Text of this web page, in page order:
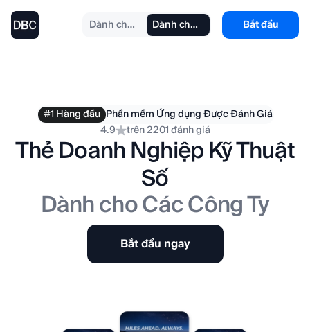
Dành cho cá nhân Dành cho doanh nghiệp Bắt đầu
#1 Hàng đầu Phần mềm Ứng dụng Được Đánh Giá
4.9
trên 2201 đánh giá
Thẻ Doanh Nghiệp Kỹ Thuật
Số
Dành cho Các Công Ty
Bắt đầu ngay